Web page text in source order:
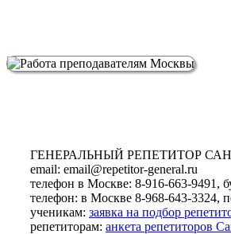
ГЕНЕРАЛЬНЫЙ РЕПЕТИТОР
email: email@repetitor-general.ru
телефон в Москве: 8-916-663-9491,
телефон: в Москве 8-968-643-3324,
ученикам: заявка на подбор
репетиторам: анкета репетиторов